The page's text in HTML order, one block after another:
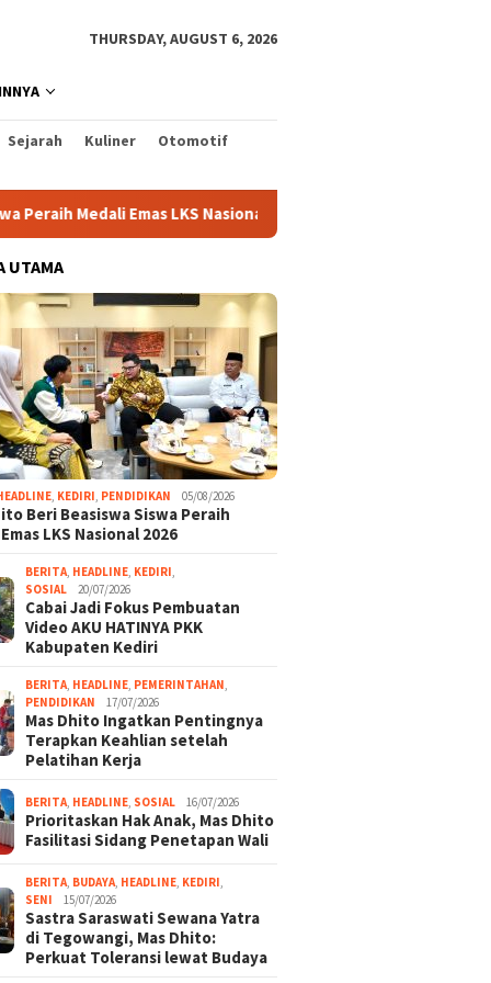
THURSDAY, AUGUST 6, 2026
Sejarah Kuliner Otomotif
Emas LKS Nasional 2026
UTAMA
KEDIRI PENDIDIKAN 05/08/2026
Beri Beasiswa Siswa Peraih
LKS Nasional 2026
BERITA HEADLINE KEDIRI
SOSIAL
20/07/2026
Cabai Jadi Fokus Pembuatan
Video AKU HATINYA PKK
Kabupaten Kediri
BERITA HEADLINE PEMERINTAHAN
PENDIDIKAN
17/07/2026
Mas Dhito Ingatkan Pentingnya
Terapkan Keahlian setelah
Pelatihan Kerja
BERITA HEADLINE SOSIAL 16/07/2026
Prioritaskan Hak Anak, Mas Dhito
Fasilitasi Sidang Penetapan Wali
BERITA BUDAYA HEADLINE KEDIRI
SENI
15/07/2026
Sastra Saraswati Sewana Yatra
di Tegowangi, Mas Dhito:
Perkuat Toleransi lewat Budaya